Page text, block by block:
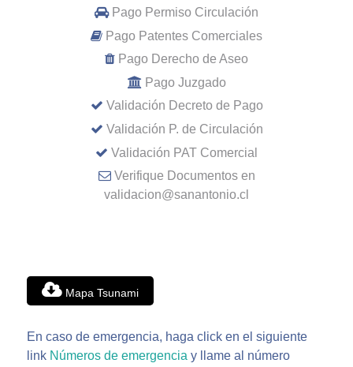
Pago Permiso Circulación
Pago Patentes Comerciales
Pago Derecho de Aseo
Pago Juzgado
Validación Decreto de Pago
Validación P. de Circulación
Validación PAT Comercial
Verifique Documentos en
validacion@sanantonio.cl
Mapa Tsunami
En caso de emergencia, haga click en el siguiente
link Números de emergencia y llame al número